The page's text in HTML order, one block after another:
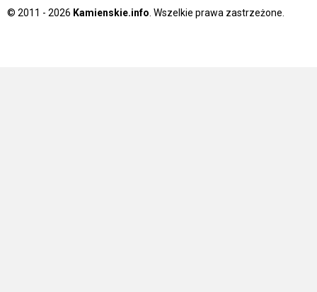
© 2011 - 2026 Kamienskie.info . Wszelkie prawa zastrzeżone.